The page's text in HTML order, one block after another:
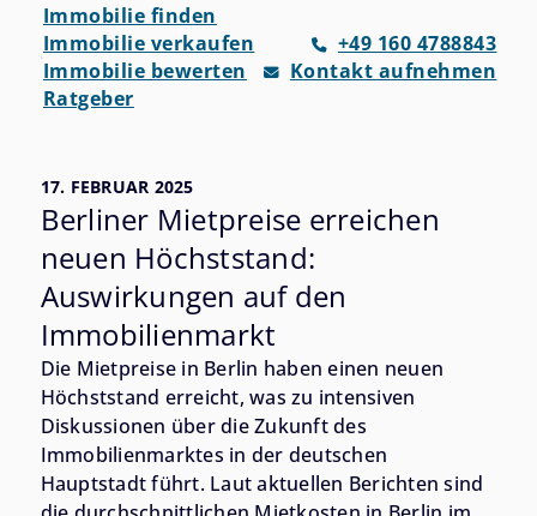
Immobilie finden
Immobilie verkaufen
Immobilie bewerten
Ratgeber
+49 160 4788843
Kontakt aufnehmen
17. FEBRUAR 2025
Berliner Mietpreise erreichen
neuen Höchststand:
Auswirkungen auf den
Immobilienmarkt
Die Mietpreise in Berlin haben einen neuen
Höchststand erreicht, was zu intensiven
Diskussionen über die Zukunft des
Immobilienmarktes in der deutschen
Hauptstadt führt. Laut aktuellen Berichten sind